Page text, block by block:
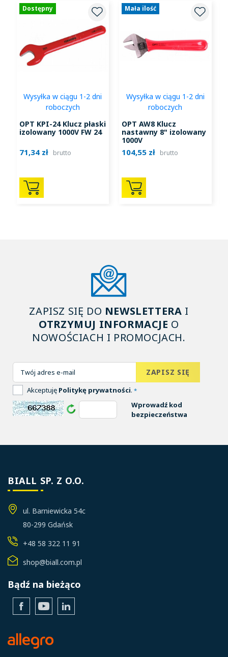
Dostępny
Wysyłka w ciągu 1-2 dni
roboczych
OPT KPI-24 Klucz płaski
izolowany 1000V FW 24
71,34 zł brutto
Mała ilość
Wysyłka w ciągu 1-2 dni
roboczych
OPT AW8 Klucz
nastawny 8" izolowany
1000V
104,55 zł brutto
ZAPISZ SIĘ DO NEWSLETTERA I
OTRZYMUJ INFORMACJE O
NOWOŚCIACH I PROMOCJACH.
Akceptuję Politykę prywatności. *
Wprowadź kod
bezpieczeństwa
BIALL SP. Z O.O.
ul. Barniewicka 54c
80-299 Gdańsk
+48 58 322 11 91
shop@biall.com.pl
Bądź na bieżąco
FacebookYouTubeLinkedIn